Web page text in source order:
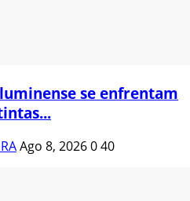
se enfrentam
Ago 8, 2026040